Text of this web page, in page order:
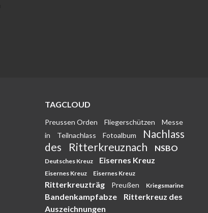
TAGCLOUD
Preussen Orden Fliegerschützen
Messe
in
Teilnachlass Fotoalbum
Nachlass
des
Ritterkreuznach NSBO
Deutsches Kreuz Eisernes Kreuz
Eisernes Kreuz Eisernes Kreuz
Ritterkreuzträg Preußen Kriegsmarine
Bandenkampfabze
Ritterkreuz des
Auszeichnungen